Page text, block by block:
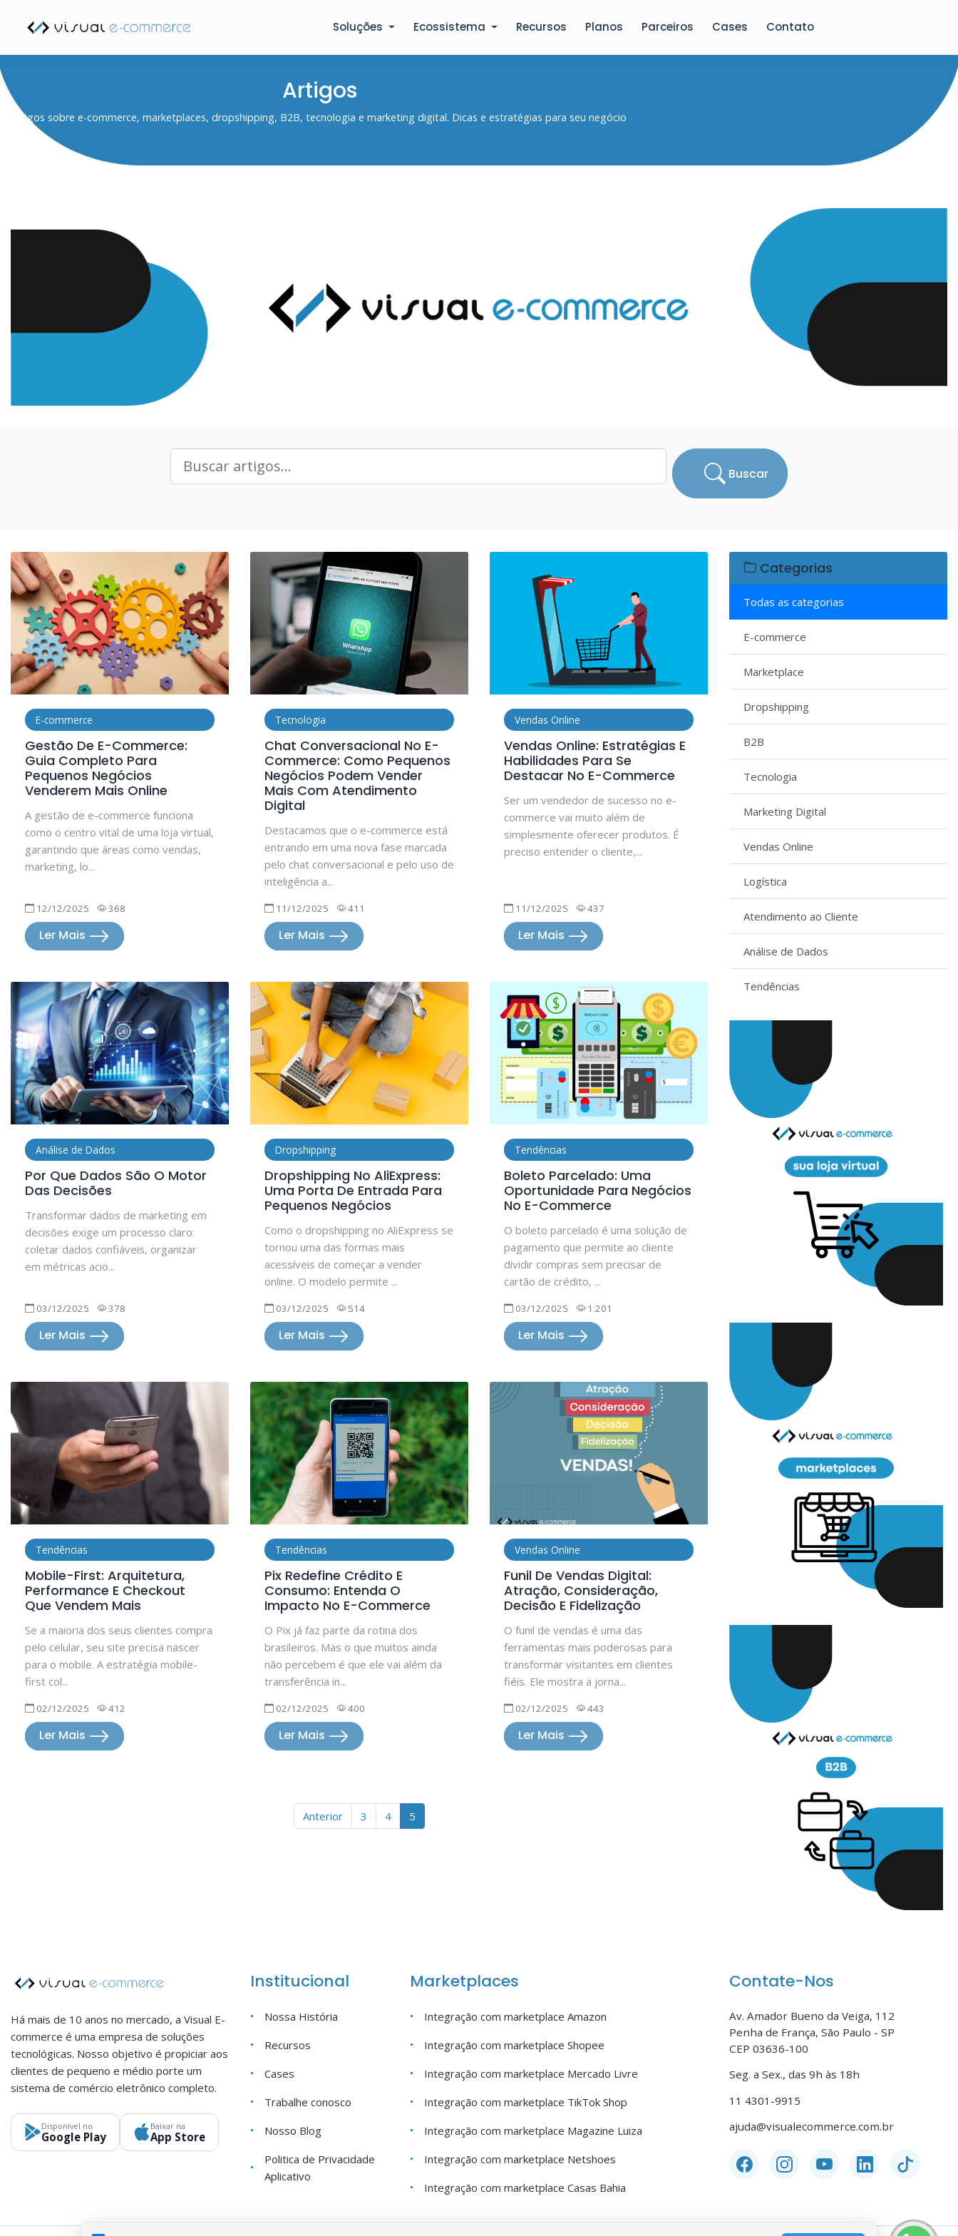
Soluções Ecossistema Recursos Planos Parceiros Cases Contato
Artigos Visual E-Commerce -
Artigos
Artigos sobre e-commerce, marketplaces, dropshipping, B2B, tecnologia e marketing digital. Dicas e estratégias para seu negócio
online.
Buscar
E-commerce
Gestão De E-Commerce:
Guia Completo Para
Pequenos Negócios
Venderem Mais Online
A gestão de e-commerce funciona
como o centro vital de uma loja virtual,
garantindo que áreas como vendas,
marketing, lo...
12/12/2025 368
Ler Mais
Tecnologia
Chat Conversacional No E-
Commerce: Como Pequenos
Negócios Podem Vender
Mais Com Atendimento
Digital
Destacamos que o e-commerce está
entrando em uma nova fase marcada
pelo chat conversacional e pelo uso de
inteligência a...
11/12/2025 411
Ler Mais
Vendas Online
Vendas Online: Estratégias E
Habilidades Para Se
Destacar No E-Commerce
Ser um vendedor de sucesso no e-
commerce vai muito além de
simplesmente oferecer produtos. É
preciso entender o cliente,...
11/12/2025 437
Ler Mais
Análise de Dados
Por Que Dados São O Motor
Das Decisões
Transformar dados de marketing em
decisões exige um processo claro:
coletar dados confiáveis, organizar
em métricas acio...
03/12/2025 378
Ler Mais
Dropshipping
Dropshipping No AliExpress:
Uma Porta De Entrada Para
Pequenos Negócios
Como o dropshipping no AliExpress se
tornou uma das formas mais
acessíveis de começar a vender
online. O modelo permite ...
03/12/2025 514
Ler Mais
Tendências
Boleto Parcelado: Uma
Oportunidade Para Negócios
No E-Commerce
O boleto parcelado é uma solução de
pagamento que permite ao cliente
dividir compras sem precisar de
cartão de crédito, ...
03/12/2025 1.201
Ler Mais
Tendências
Mobile-First: Arquitetura,
Performance E Checkout
Que Vendem Mais
Se a maioria dos seus clientes compra
pelo celular, seu site precisa nascer
para o mobile. A estratégia mobile-
first col...
02/12/2025 412
Ler Mais
Tendências
Pix Redefine Crédito E
Consumo: Entenda O
Impacto No E-Commerce
O Pix já faz parte da rotina dos
brasileiros. Mas o que muitos ainda
não percebem é que ele vai além da
transferência in...
02/12/2025 400
Ler Mais
Vendas Online
Funil De Vendas Digital:
Atração, Consideração,
Decisão E Fidelização
O funil de vendas é uma das
ferramentas mais poderosas para
transformar visitantes em clientes
fiéis. Ele mostra a jorna...
02/12/2025 443
Ler Mais
Anterior 3 4 5
Categorias
Todas as categorias
E-commerce
Marketplace
Dropshipping
B2B
Tecnologia
Marketing Digital
Vendas Online
Logística
Atendimento ao Cliente
Análise de Dados
Tendências
Há mais de 10 anos no mercado, a Visual E-
commerce é uma empresa de soluções
tecnológicas. Nosso objetivo é propiciar aos
clientes de pequeno e médio porte um
sistema de comércio eletrônico completo.
Disponível no
Google Play
Baixar na
App Store
Institucional
Nossa História
Recursos
Cases
Trabalhe conosco
Nosso Blog
Politica de Privacidade
Aplicativo
Marketplaces
Integração com marketplace Amazon
Integração com marketplace Shopee
Integração com marketplace Mercado Livre
Integração com marketplace TikTok Shop
Integração com marketplace Magazine Luiza
Integração com marketplace Netshoes
Integração com marketplace Casas Bahia
Contate-Nos
Av. Amador Bueno da Veiga, 112
Penha de França, São Paulo - SP
CEP 03636-100
Seg. a Sex., das 9h às 18h
11 4301-9915
ajuda@visualecommerce.com.br